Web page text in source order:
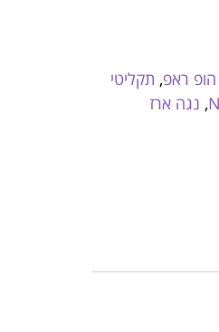
הופ ראפ, תקליטי
, נגה ארז